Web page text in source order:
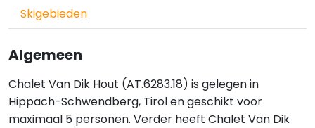
Skigebieden
Algemeen
Chalet Van Dik Hout (AT.6283.18) is gelegen in
Hippach-Schwendberg, Tirol en geschikt voor
maximaal 5 personen. Verder heeft Chalet Van Dik